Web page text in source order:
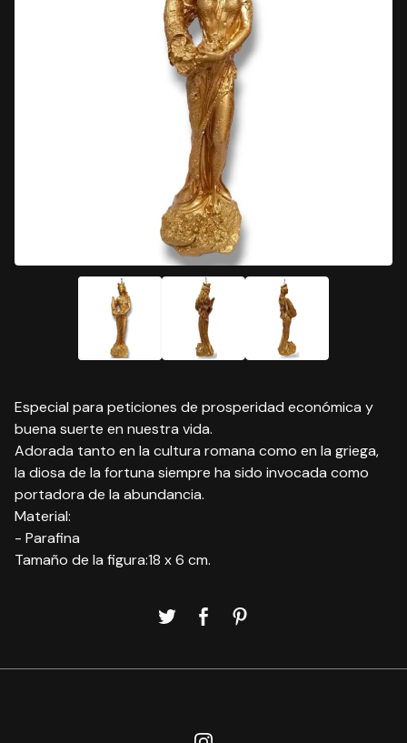
Especial para peticiones de prosperidad económica y
buena suerte en nuestra vida.
Adorada tanto en la cultura romana como en la griega,
la diosa de la fortuna siempre ha sido invocada como
portadora de la abundancia.
Material:
- Parafina
Tamaño de la figura:18 x 6 cm.